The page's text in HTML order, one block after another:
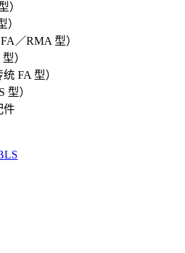
）
）
／RMA 型）
）
FA 型）
型）
件